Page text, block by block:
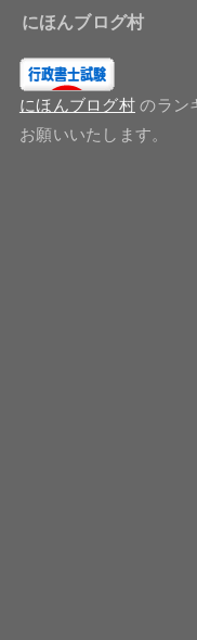
にほんブログ村
にほんブログ村 のラン
お願いいたします。